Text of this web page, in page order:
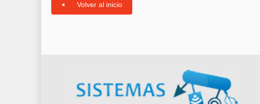
Volver al inicio